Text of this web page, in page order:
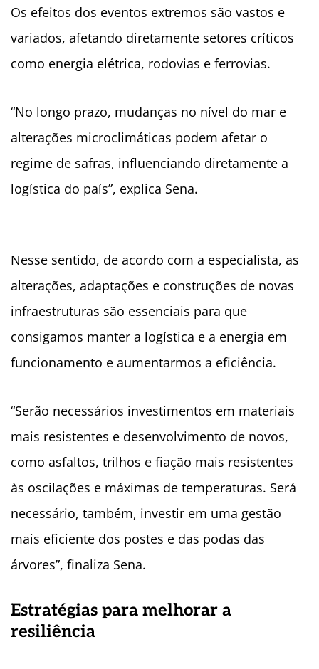
Os efeitos dos eventos extremos são vastos e
variados, afetando diretamente setores críticos
como energia elétrica, rodovias e ferrovias.
“No longo prazo, mudanças no nível do mar e
alterações microclimáticas podem afetar o
regime de safras, influenciando diretamente a
logística do país”, explica Sena.
Nesse sentido, de acordo com a especialista, as
alterações, adaptações e construções de novas
infraestruturas são essenciais para que
consigamos manter a logística e a energia em
funcionamento e aumentarmos a eficiência.
“Serão necessários investimentos em materiais
mais resistentes e desenvolvimento de novos,
como asfaltos, trilhos e fiação mais resistentes
às oscilações e máximas de temperaturas. Será
necessário, também, investir em uma gestão
mais eficiente dos postes e das podas das
árvores”, finaliza Sena.
Estratégias para melhorar a
resiliência